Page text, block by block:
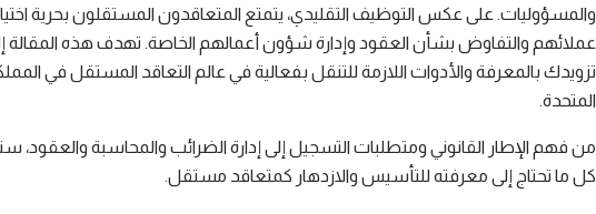
والمسؤوليات. على عكس التوظيف التقليدي، يتمتع المتعاقدون المستقلون بحرية
عملائهم والتفاوض بشأن العقود وإدارة شؤون أعمالهم الخاصة. تهدف هذه المقالة
تزويدك بالمعرفة والأدوات اللازمة للتنقل بفعالية في عالم التعاقد المستقل في
المتحدة.
من فهم الإطار القانوني ومتطلبات التسجيل إلى إدارة الضرائب والمحاسبة
كل ما تحتاج إلى معرفته للتأسيس والازدهار كمتعاقد مستقل.